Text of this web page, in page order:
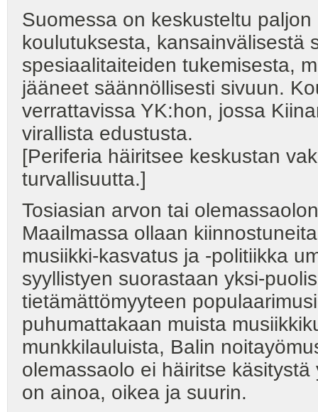
Suomessa on keskusteltu
koulutuksesta, kansainvälisestä
spesiaalitaiteiden tukemisesta,
jääneet säännöllisesti sivuun.
verrattavissa YK:hon, jossa
virallista edustusta.
[Periferia häiritsee keskustan
turvallisuutta.]
Tosiasian arvon tai
Maailmassa ollaan
musiikki-kasvatus ja -politiikka
syyllistyen suorastaan yksi-
tietämättömyyteen
puhumattakaan muista
munkkilauluista, Balin
olemassaolo ei häiritse
on ainoa, oikea ja suurin.